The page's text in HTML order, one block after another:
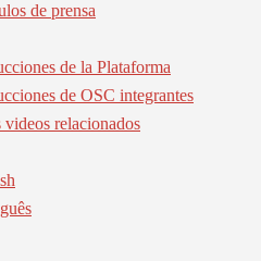
de prensa
de la Plataforma
de OSC integrantes
videos relacionados